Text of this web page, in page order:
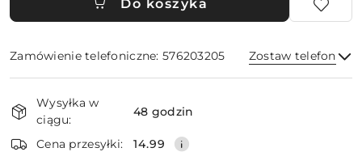
Do koszyka
Zamówienie telefoniczne: 576203205 Zostaw telefon
i
dostawa
Wysyłka w
ciągu:
48 godzin
Cena przesyłki: 14.99